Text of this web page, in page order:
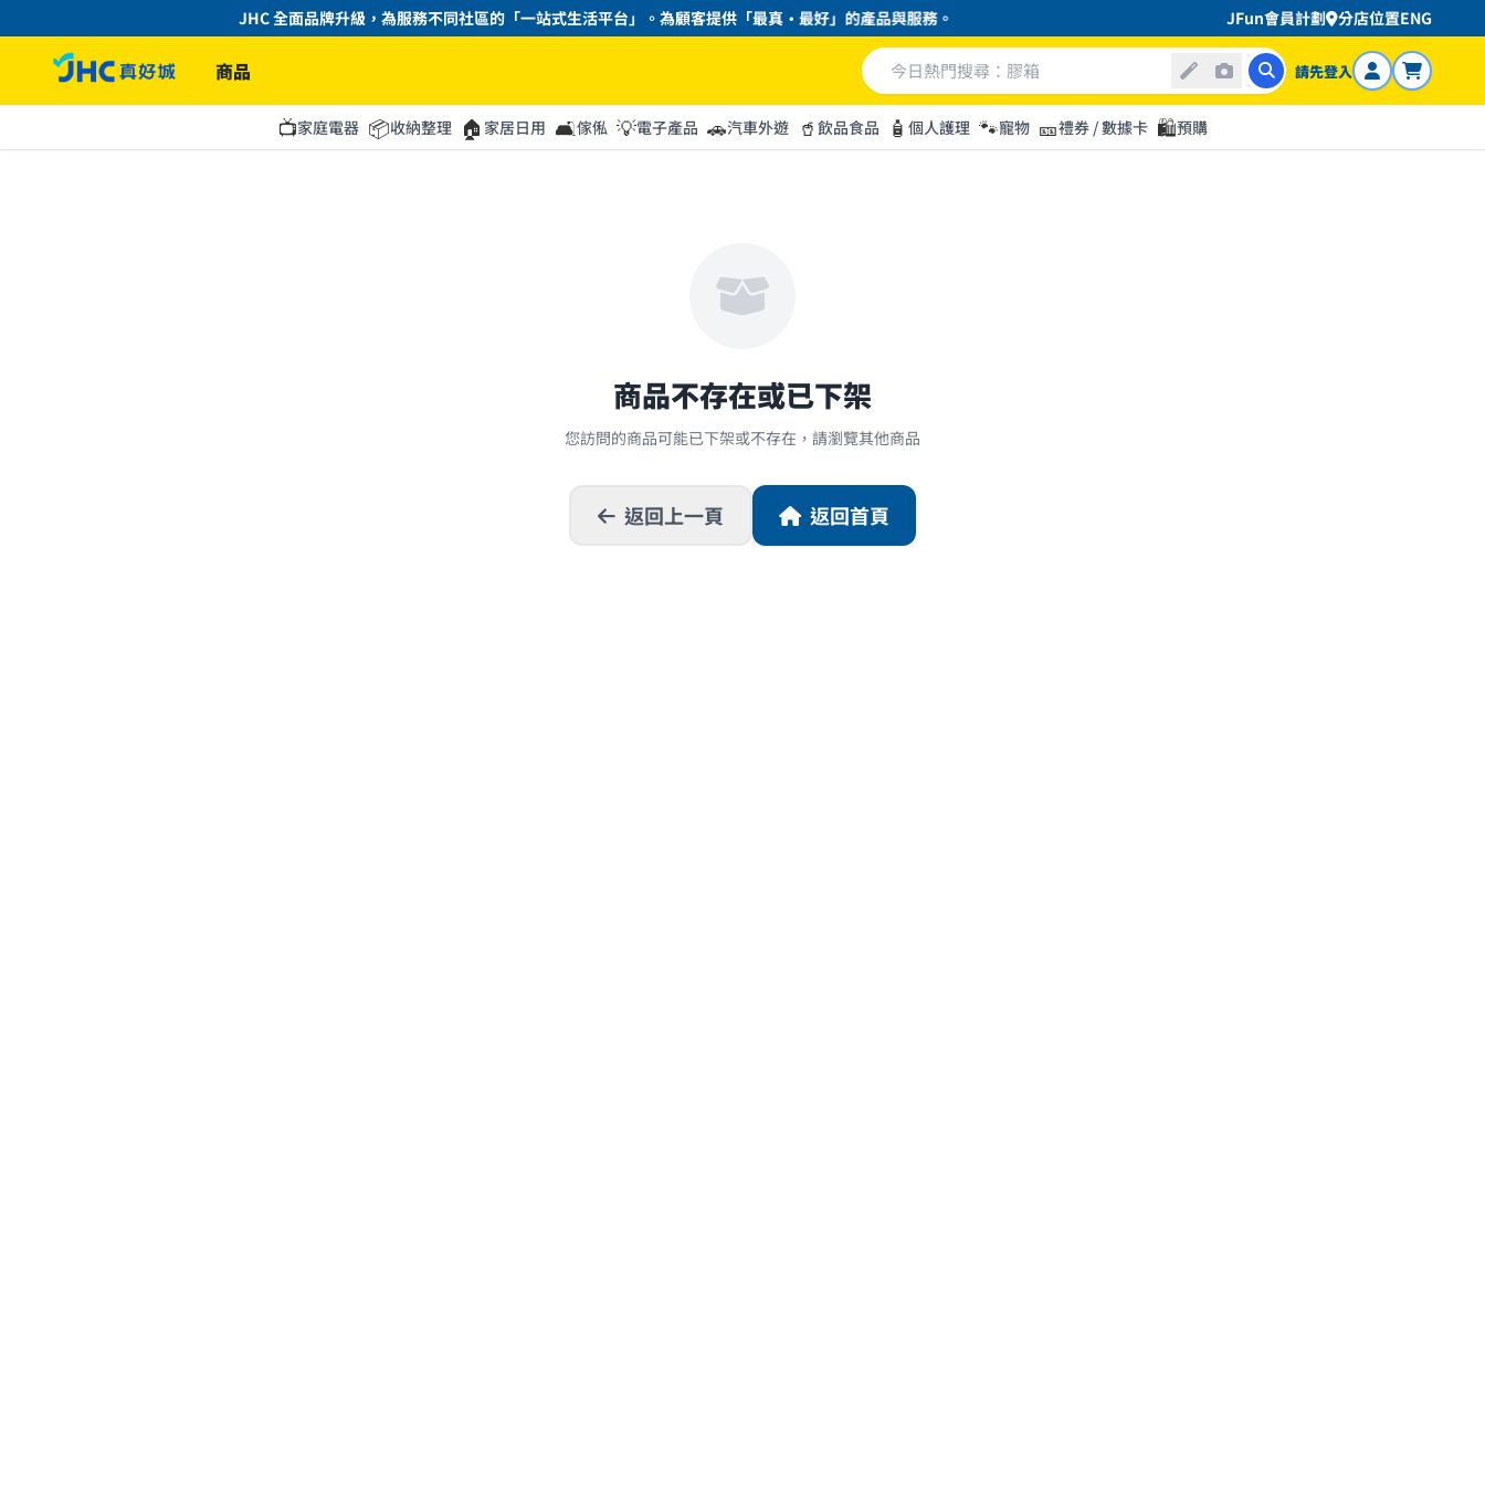
JHC 全面品牌升級，為服務不同社區的「一站式生活平台」。為顧客提供「最真・最好」的產品與服務。 JFun會員計劃 分店位置ENG
商品 請先登入
📺家庭電器 📦收納整理 🏠 家居日用 🛋️傢俬 💡電子產品 🚗汽車外遊 🥤 飲品食品 🧴 個人護理 🐾寵物 🎫禮券 / 數據卡 🛍️預購
商品不存在或已下架
您訪問的商品可能已下架或不存在，請瀏覽其他商品
返回上一頁 返回首頁